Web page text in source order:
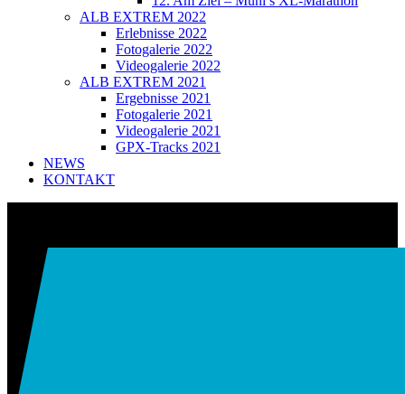
ALB EXTREM 2022
Erlebnisse 2022
Fotogalerie 2022
Videogalerie 2022
ALB EXTREM 2021
Ergebnisse 2021
Fotogalerie 2021
Videogalerie 2021
GPX-Tracks 2021
NEWS
KONTAKT